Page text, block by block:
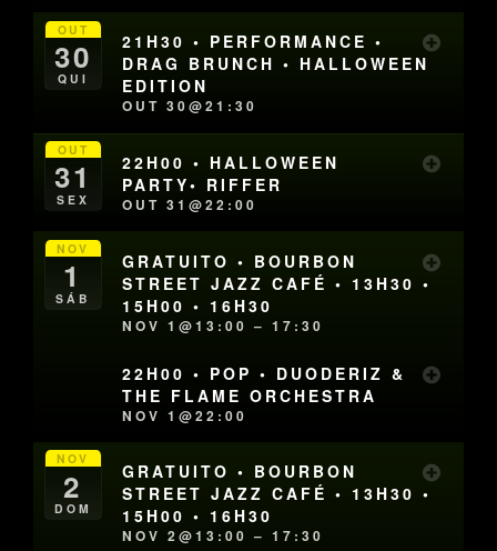
OUT
30
QUI
21H30 • PERFORMANCE •
DRAG BRUNCH • HALLOWEEN
EDITION
OUT 30@21:30
OUT
31
SEX
22H00 • HALLOWEEN
PARTY• RIFFER
OUT 31@22:00
NOV
1
SÁB
GRATUITO • BOURBON
STREET JAZZ CAFÉ • 13H30 •
15H00 • 16H30
NOV 1@13:00 – 17:30
22H00 • POP • DUODERIZ &
THE FLAME ORCHESTRA
NOV 1@22:00
NOV
2
DOM
GRATUITO • BOURBON
STREET JAZZ CAFÉ • 13H30 •
15H00 • 16H30
NOV 2@13:00 – 17:30